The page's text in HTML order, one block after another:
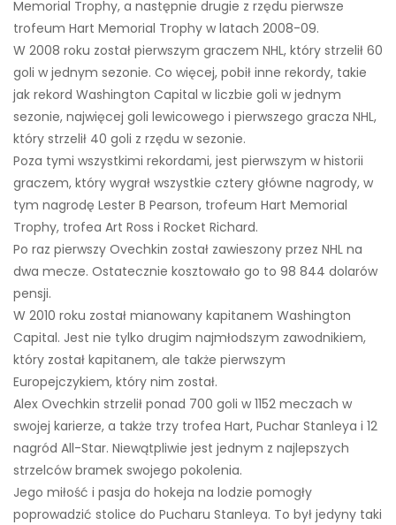
Memorial Trophy, a następnie drugie z rzędu pierwsze
trofeum Hart Memorial Trophy w latach 2008-09.
W 2008 roku został pierwszym graczem NHL, który strzelił 60
goli w jednym sezonie. Co więcej, pobił inne rekordy, takie
jak rekord Washington Capital w liczbie goli w jednym
sezonie, najwięcej goli lewicowego i pierwszego gracza NHL,
który strzelił 40 goli z rzędu w sezonie.
Poza tymi wszystkimi rekordami, jest pierwszym w historii
graczem, który wygrał wszystkie cztery główne nagrody, w
tym nagrodę Lester B Pearson, trofeum Hart Memorial
Trophy, trofea Art Ross i Rocket Richard.
Po raz pierwszy Ovechkin został zawieszony przez NHL na
dwa mecze. Ostatecznie kosztowało go to 98 844 dolarów
pensji.
W 2010 roku został mianowany kapitanem Washington
Capital. Jest nie tylko drugim najmłodszym zawodnikiem,
który został kapitanem, ale także pierwszym
Europejczykiem, który nim został.
Alex Ovechkin strzelił ponad 700 goli w 1152 meczach w
swojej karierze, a także trzy trofea Hart, Puchar Stanleya i 12
nagród All-Star. Niewątpliwie jest jednym z najlepszych
strzelców bramek swojego pokolenia.
Jego miłość i pasja do hokeja na lodzie pomogły
poprowadzić stolice do Pucharu Stanleya. To był jedyny taki